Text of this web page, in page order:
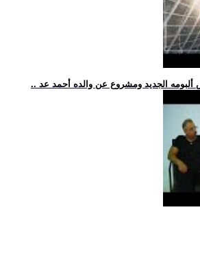
الجديد ومشروع عن والده أحمد عد